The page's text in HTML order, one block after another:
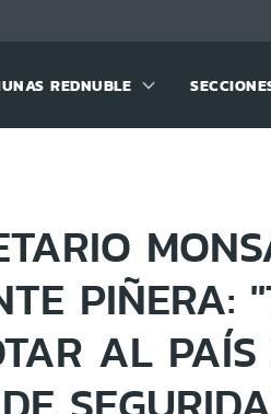
REDNUBLE
PIÑERA:
AL